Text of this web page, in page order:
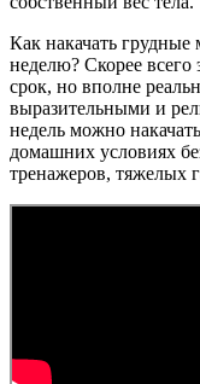
Как накачать
неделю? Скорее всего
срок, но вполне
выразительными и
недель можно
домашних условиях
тренажеров, тяжелых